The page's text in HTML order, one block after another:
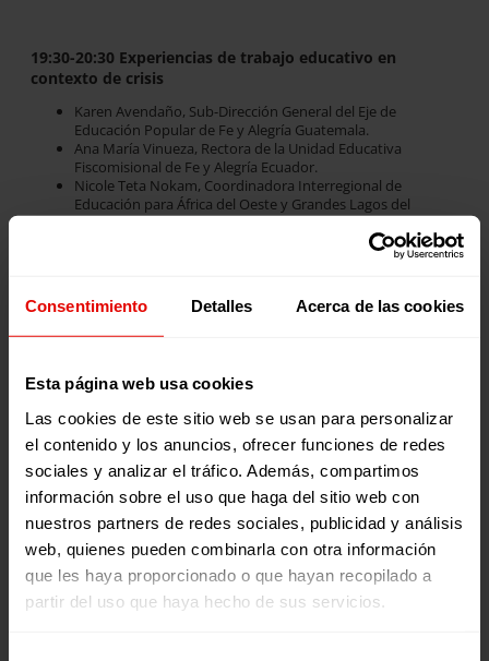
Consentimiento Detalles Acerca de las cookies
Esta página web usa cookies
Las cookies de este sitio web se usan para personalizar
el contenido y los anuncios, ofrecer funciones de redes
sociales y analizar el tráfico. Además, compartimos
información sobre el uso que haga del sitio web con
nuestros partners de redes sociales, publicidad y análisis
web, quienes pueden combinarla con otra información
que les haya proporcionado o que hayan recopilado a
partir del uso que haya hecho de sus servicios.
19:30-20:30 Experiencias de trabajo educativo en
contexto de crisis
Karen Avendaño, Sub-Dirección General del Eje de
Educación Popular de Fe y Alegría Guatemala.
Ana María Vinueza, Rectora de la Unidad Educativa
Fiscomisional de Fe y Alegría Ecuador.
Nicole Teta Nokam, Coordinadora Interregional de
Educación para África del Oeste y Grandes Lagos del
Servicio Jesuita a Refugiados.
Margaret López, Directora Departamental de Fe y Alegría
Cooperación en Entreculturas.
Francisco Rey, Codirector del Instituto de Estudios sobre
Conflictos y Acción Humanitaria (IECAH).
19:15-20:15 Mesa redonda ‘Educación en emergencia:
retos y desafíos del presente para mejorar el futuro’
Gehiomara Cedeño, Subdirectora de Fe y Alegría Ecuador.
Ousmane N’Gaide, Director del Servicio Jesuita a Refugiados
Burundi.